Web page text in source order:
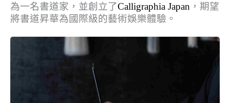
為一名書道家，並創立了Calligraphia Japan ，期望
將書道昇華為國際級的藝術娛樂體驗。